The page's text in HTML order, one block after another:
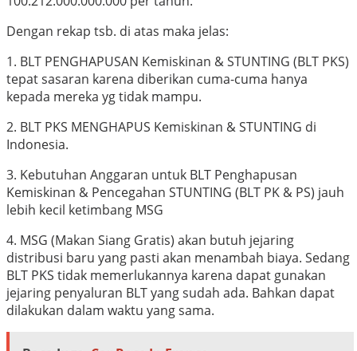
Dengan rekap tsb. di atas maka jelas:
1. BLT PENGHAPUSAN Kemiskinan & STUNTING (BLT PKS)
tepat sasaran karena diberikan cuma-cuma hanya
kepada mereka yg tidak mampu.
2. BLT PKS MENGHAPUS Kemiskinan & STUNTING di
Indonesia.
3. Kebutuhan Anggaran untuk BLT Penghapusan
Kemiskinan & Pencegahan STUNTING (BLT PK & PS) jauh
lebih kecil ketimbang MSG
4. MSG (Makan Siang Gratis) akan butuh jejaring
distribusi baru yang pasti akan menambah biaya. Sedang
BLT PKS tidak memerlukannya karena dapat gunakan
jejaring penyaluran BLT yang sudah ada. Bahkan dapat
dilakukan dalam waktu yang sama.